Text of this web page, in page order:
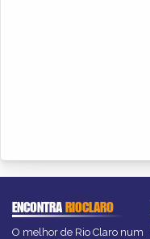
ENCONTRARIOCLARO
O melhor de Rio Claro num